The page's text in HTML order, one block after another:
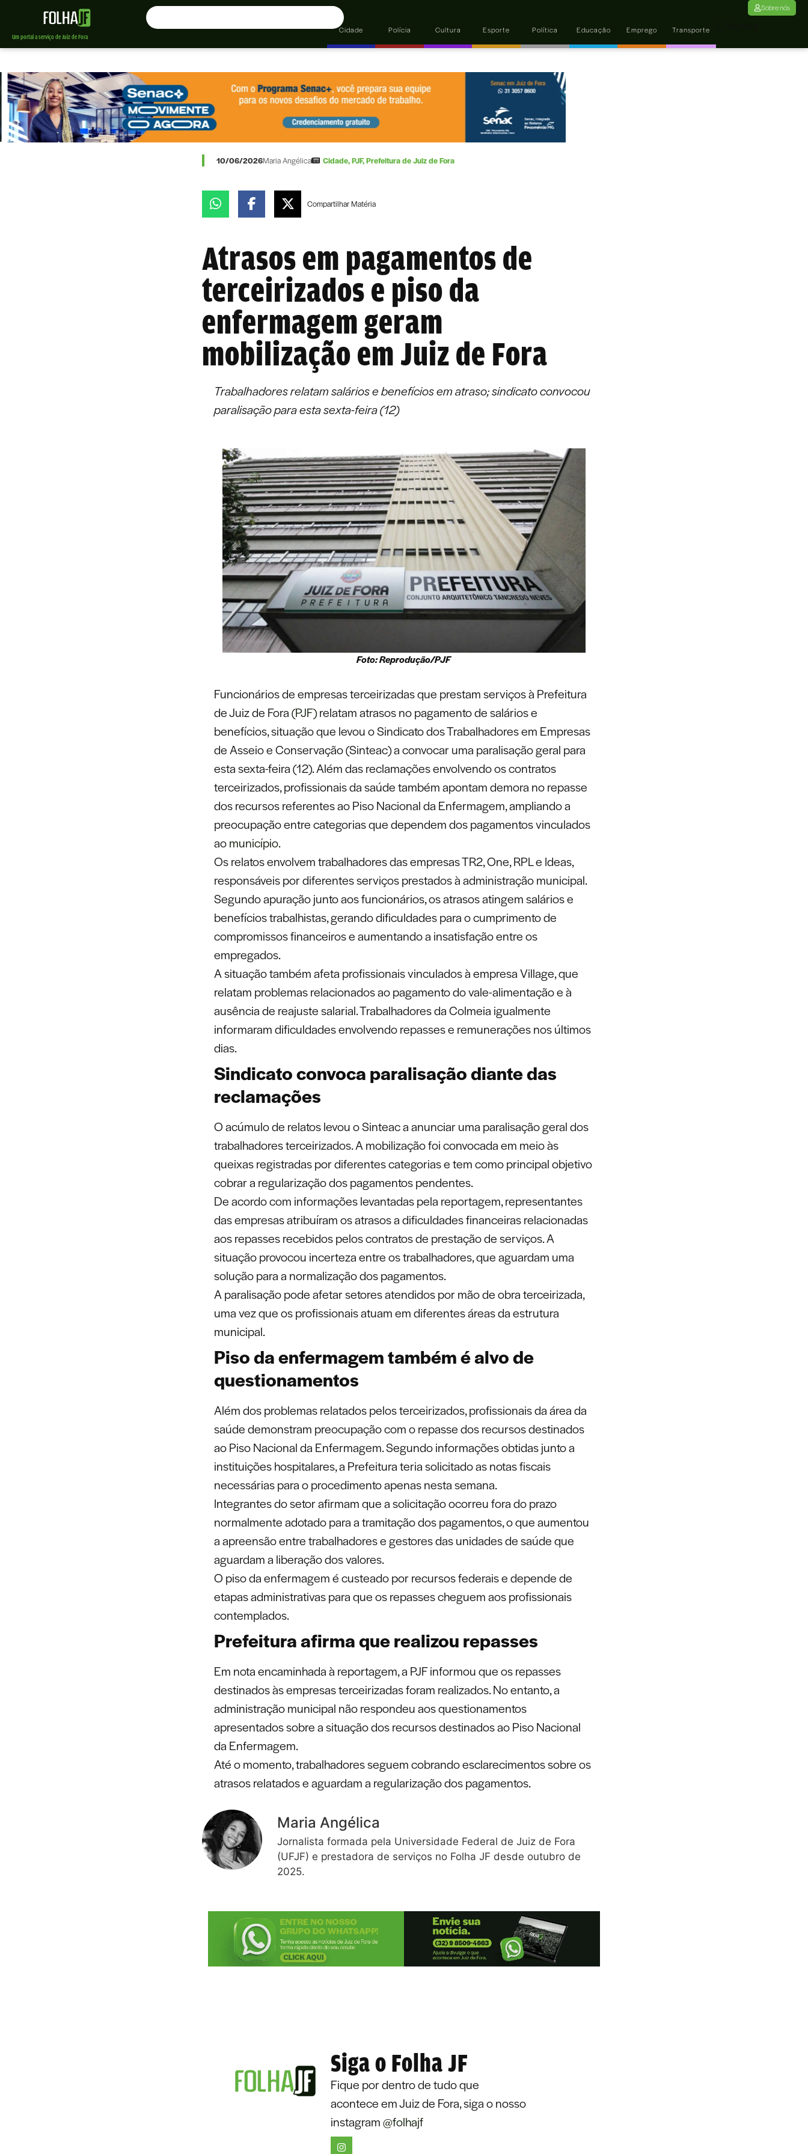
Um portal a serviço de Juiz de Fora
Cidade Polícia Cultura Esporte Política Educação Emprego Transporte
Sobre nós
10/06/2026Maria Angélica Cidade,PJF,Prefeitura de Juiz de Fora
CompartilharMatéria
Atrasos em pagamentos de
terceirizados e piso da
enfermagem geram
mobilização em Juiz de Fora
Trabalhadores relatam salários e benefícios em atraso; sindicato convocou
paralisação para esta sexta-feira (12)
Foto: Reprodução/PJF
Funcionários de empresas terceirizadas que prestam serviços à Prefeitura
de Juiz de Fora(PJF)relatam atrasos no pagamento de salários e
benefícios, situação que levou o Sindicato dos Trabalhadores em Empresas
de Asseio e Conservação (Sinteac) a convocar uma paralisação geral para
esta sexta-feira (12). Além das reclamações envolvendo os contratos
terceirizados, profissionais da saúde também apontam demora no repasse
dos recursos referentes ao Piso Nacional da Enfermagem, ampliando a
preocupação entre categorias que dependem dos pagamentos vinculados
aomunicípio.
Os relatos envolvem trabalhadores das empresas TR2, One, RPL e Ideas,
responsáveis por diferentes serviços prestados à administração municipal.
Segundo apuração junto aos funcionários, os atrasos atingem salários e
benefícios trabalhistas, gerando dificuldades para o cumprimento de
compromissos financeiros e aumentando a insatisfação entre os
empregados.
A situação também afeta profissionais vinculados à empresa Village, que
relatam problemas relacionados ao pagamento do vale-alimentação e à
ausência de reajuste salarial. Trabalhadores da Colmeia igualmente
informaram dificuldades envolvendo repasses e remunerações nos últimos
dias.
Sindicato convoca paralisação diante das
reclamações
O acúmulo de relatos levou o Sinteac a anunciar uma paralisação geral dos
trabalhadores terceirizados. A mobilização foi convocada em meio às
queixas registradas por diferentes categorias e tem como principal objetivo
cobrar a regularização dos pagamentos pendentes.
De acordo com informações levantadas pela reportagem, representantes
das empresas atribuíram os atrasos a dificuldades financeiras relacionadas
aos repasses recebidos pelos contratos de prestação de serviços. A
situação provocou incerteza entre os trabalhadores, que aguardam uma
solução para a normalização dos pagamentos.
A paralisação pode afetar setores atendidos por mão de obra terceirizada,
uma vez que os profissionais atuam em diferentes áreas da estrutura
municipal.
Piso da enfermagem também é alvo de
questionamentos
Além dos problemas relatados pelos terceirizados, profissionais da área da
saúde demonstram preocupação com o repasse dos recursos destinados
ao Piso Nacional da Enfermagem. Segundo informações obtidas junto a
instituições hospitalares, a Prefeitura teria solicitado as notas fiscais
necessárias para o procedimento apenas nesta semana.
Integrantes do setor afirmam que a solicitação ocorreu fora do prazo
normalmente adotado para a tramitação dos pagamentos, o que aumentou
a apreensão entre trabalhadores e gestores das unidades de saúde que
aguardam a liberação dos valores.
O piso da enfermagem é custeado por recursos federais e depende de
etapas administrativas para que os repasses cheguem aos profissionais
contemplados.
Prefeitura afirma que realizou repasses
Em nota encaminhada à reportagem, a PJF informou que os repasses
destinados às empresas terceirizadas foram realizados. No entanto, a
administração municipal não respondeu aos questionamentos
apresentados sobre a situação dos recursos destinados ao Piso Nacional
da Enfermagem.
Até o momento, trabalhadores seguem cobrando esclarecimentos sobre os
atrasos relatados e aguardam a regularização dos pagamentos.
Maria Angélica
Jornalista formada pela Universidade Federal de Juiz de Fora
(UFJF) e prestadora de serviços no Folha JF desde outubro de
2025.
Siga o Folha JF
Fique por dentro de tudo que
acontece em Juiz de Fora, siga o nosso
instagram@folhajf